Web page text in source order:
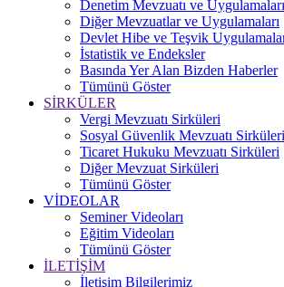
Denetim Mevzuatı ve Uygulamaları
Diğer Mevzuatlar ve Uygulamaları
Devlet Hibe ve Teşvik
İstatistik ve Endeksler
Basında Yer Alan Bizden Haberler
Tümünü Göster
SİRKÜLER
Vergi Mevzuatı Sirküleri
Sosyal Güvenlik Mevzuatı Sirküleri
Ticaret Hukuku Mevzuatı Sirküleri
Diğer Mevzuat Sirküleri
Tümünü Göster
VİDEOLAR
Seminer Videoları
Eğitim Videoları
Tümünü Göster
İLETİŞİM
İletişim Bilgilerimiz